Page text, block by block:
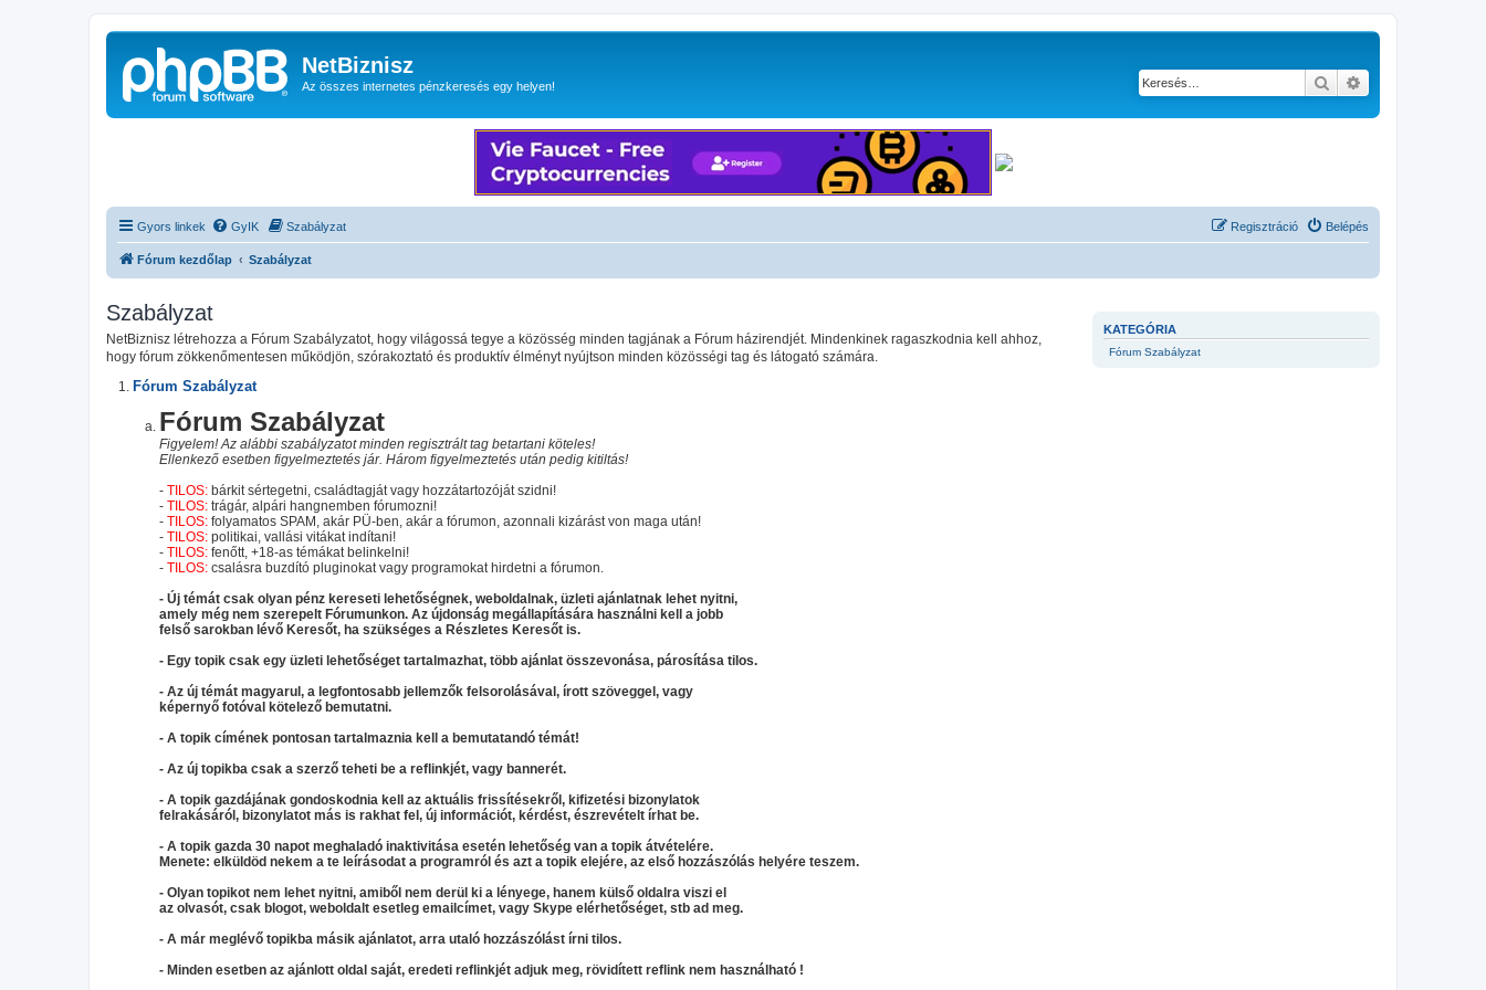
NetBiznisz
Az összes internetes pénzkeresés egy helyen! Keresés
Gyors linkek GyIK Szabályzat Belépés
Regisztráció
Fórum kezdőlap Szabályzat
KATEGÓRIA
Fórum Szabályzat
Szabályzat
NetBiznisz létrehozza a Fórum Szabályzatot, hogy világossá tegye a közösség minden tagjának a Fórum házirendjét. Mindenkinek ragaszkodnia kell ahhoz,
hogy fórum zökkenőmentesen működjön, szórakoztató és produktív élményt nyújtson minden közösségi tag és látogató számára.
Fórum Szabályzat
Fórum Szabályzat
Figyelem! Az alábbi szabályzatot minden regisztrált tag betartani köteles!
Ellenkező esetben figyelmeztetés jár. Három figyelmeztetés után pedig kitiltás!
- TILOS: bárkit sértegetni, családtagját vagy hozzátartozóját szidni!
- TILOS: trágár, alpári hangnemben fórumozni!
- TILOS: folyamatos SPAM, akár PÜ-ben, akár a fórumon, azonnali kizárást von maga után!
- TILOS: politikai, vallási vitákat indítani!
- TILOS: fenőtt, +18-as témákat belinkelni!
- TILOS: csalásra buzdító pluginokat vagy programokat hirdetni a fórumon.
- Új témát csak olyan pénz kereseti lehetőségnek, weboldalnak, üzleti ajánlatnak lehet nyitni,
amely még nem szerepelt Fórumunkon. Az újdonság megállapítására használni kell a jobb
felső sarokban lévő Keresőt, ha szükséges a Részletes Keresőt is.
- Egy topik csak egy üzleti lehetőséget tartalmazhat, több ajánlat összevonása, párosítása tilos.
- Az új témát magyarul, a legfontosabb jellemzők felsorolásával, írott szöveggel, vagy
képernyő fotóval kötelező bemutatni.
- A topik címének pontosan tartalmaznia kell a bemutatandó témát!
- Az új topikba csak a szerző teheti be a reflinkjét, vagy bannerét.
- A topik gazdájának gondoskodnia kell az aktuális frissítésekről, kifizetési bizonylatok
felrakásáról, bizonylatot más is rakhat fel, új információt, kérdést, észrevételt írhat be.
- A topik gazda 30 napot meghaladó inaktivitása esetén lehetőség van a topik átvételére.
Menete: elküldöd nekem a te leírásodat a programról és azt a topik elejére, az első hozzászólás helyére teszem.
- Olyan topikot nem lehet nyitni, amiből nem derül ki a lényege, hanem külső oldalra viszi el
az olvasót, csak blogot, weboldalt esetleg emailcímet, vagy Skype elérhetőséget, stb ad meg.
- A már meglévő topikba másik ajánlatot, arra utaló hozzászólást írni tilos.
- Minden esetben az ajánlott oldal saját, eredeti reflinkjét adjuk meg, rövidített reflink nem használható !